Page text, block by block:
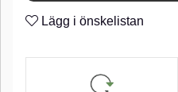
n
Super Needle Point
n
n
Black Chrome finish
Lägg i önskelistan